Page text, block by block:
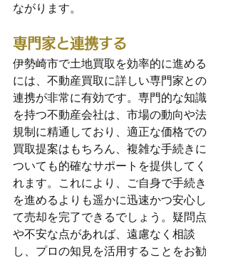
ながります。
専門家と連携する
伊勢崎市で土地買取を効率的に進める
には、不動産買取に詳しい専門家との
連携が非常に有効です。専門的な知識
を持つ不動産会社は、市場の動向や法
規制に精通しており、適正な価格での
買取提案はもちろん、複雑な手続きに
ついても的確なサポートを提供してく
れます。これにより、ご自身で手続き
を進めるよりも遥かに迅速かつ安心し
て売却を完了できるでしょう。疑問点
や不安な点があれば、遠慮なく相談
し、プロの知見を活用することをお勧